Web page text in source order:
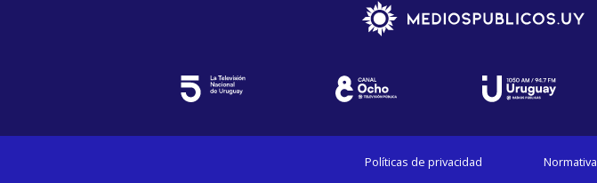
Políticas de privacidad Normativa